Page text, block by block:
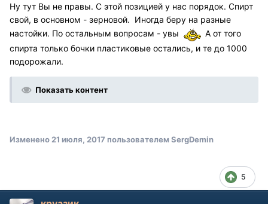
Ну тут Вы не правы. С этой позицией у нас порядок. Спирт
свой, в основном - зерновой. Иногда беру на разные
настойки. По остальным вопросам - увы
А от того
спирта только бочки пластиковые остались, и те до 1000
подорожали.
Показать контент
Изменено 21 июля, 2017 пользователем SergDemin
5